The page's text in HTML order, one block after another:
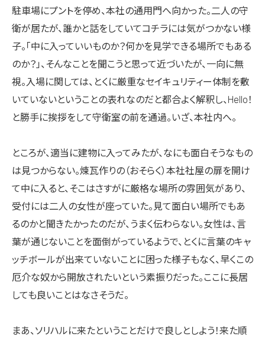
駐車場にプントを停め、本社の通用門へ向かった。二人の守
衛が居たが、誰かと話をしていてコチラには気がつかない様
子。「中に入っていいものか？何かを見学できる場所でもある
のか？」、そんなことを聞こうと思って近づいたが、一向に無
視。入場に関しては、とくに厳重なセイキュリティー体制を敷
いていないということの表れなのだと都合よく解釈し、Hello！
と勝手に挨拶をして守衛室の前を通過。いざ、本社内へ。
ところが、適当に建物に入ってみたが、なにも面白そうなもの
は見つからない。煉瓦作りの（おそらく）本社社屋の扉を開け
て中に入ると、そこはさすがに厳格な場所の雰囲気があり、
受付には二人の女性が座っていた。見て面白い場所でもあ
るのかと聞きたかったのだが、うまく伝わらない。女性は、言
葉が通じないことを面倒がっているようで、とくに言葉のキャ
ッチボールが出来ていないことに困った様子もなく、早くこの
厄介な奴から開放されたいという素振りだった。ここに長居
しても良いことはなさそうだ。
まあ、ソリハルに来たということだけで良しとしよう！来た順